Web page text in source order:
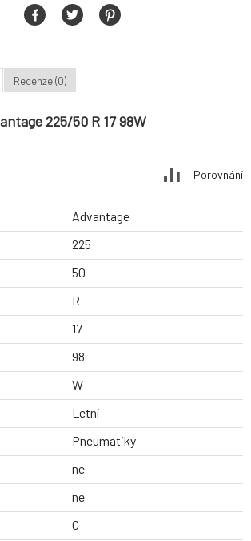
Recenze (0)
225/50 R 17 98W
Porovnání
Advantage
225
50
R
17
98
W
Letní
Pneumatiky
ne
ne
C